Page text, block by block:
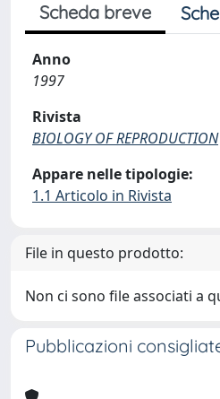
Scheda breve
Anno
1997
Rivista
BIOLOGY OF REPRODUCTION
Appare nelle tipologie:
1.1 Articolo in Rivista
File in questo prodotto:
Non ci sono file associati a
Pubblicazioni